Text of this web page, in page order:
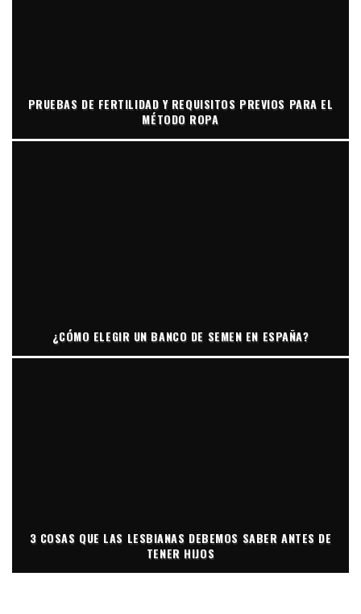
PRUEBAS DE FERTILIDAD Y REQUISITOS PREVIOS PARA EL
MÉTODO ROPA
¿CÓMO ELEGIR UN BANCO DE SEMEN EN ESPAÑA?
3 COSAS QUE LAS LESBIANAS DEBEMOS SABER ANTES DE
TENER HIJOS